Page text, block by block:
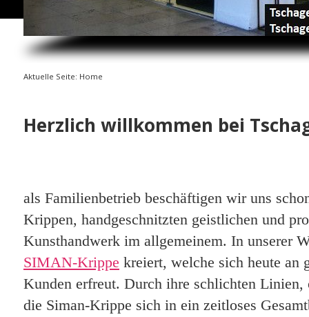
Aktuelle Seite: Home
Herzlich willkommen bei
als Familienbetrieb beschäftigen wir uns
Krippen, handgeschnitzten geistlichen und
Kunsthandwerk im allgemeinem. In unserer
SIMAN-Krippe kreiert, welche sich heute an
Kunden erfreut. Durch ihre schlichten
die Siman-Krippe sich in ein zeitloses